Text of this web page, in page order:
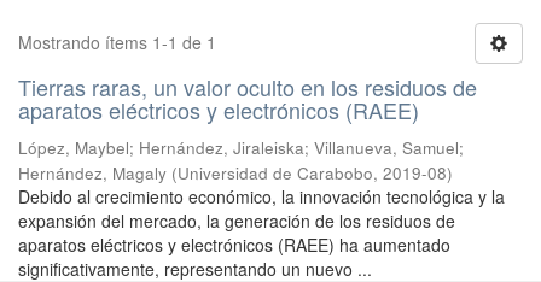
Mostrando ítems 1-1 de 1
Tierras raras, un valor oculto en los residuos de
aparatos eléctricos y electrónicos (RAEE)
López, Maybel; Hernández, Jiraleiska; Villanueva, Samuel;
Hernández, Magaly (Universidad de Carabobo, 2019-08)
Debido al crecimiento económico, la innovación tecnológica y la
expansión del mercado, la generación de los residuos de
aparatos eléctricos y electrónicos (RAEE) ha aumentado
significativamente, representando un nuevo ...